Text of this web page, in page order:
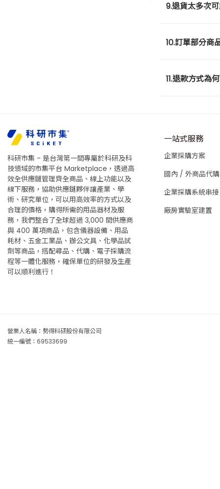
9.退貨太多次
10.訂單部分商
11.退款方式為
科研市集 - 是台灣第一間專屬於科研及科
技領域的市集平台 Marketplace，透過高
效全供應鏈管理齊全商品、線上功能以及
線下服務，協助供應鏈夥伴讓產業、學
術、研究單位，可以用高效率的方式以及
合理的價格，購得所需的用品器材及服
務，我們整合了全球超過 3,000 間供應商
與 400 萬項商品，包含儀器設備、用品
耗材、五金工業品、辦公文具、化學品試
劑等商品，搭配尋品、代購、電子採購流
程等一體化服務，確保單位的研發及生產
可以順利進行！
一站式服務
企業採購方案
國內 / 外商品代購
企業採購系統串接
廠房實驗室建置
營業人名稱：勢得科研股份有限公司
統一編號：69533699